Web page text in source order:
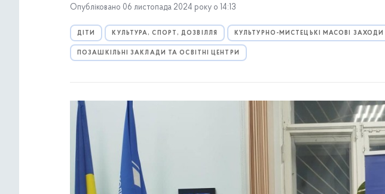
Опубліковано 06 листопада 2024 року о 14:13
ДІТИ КУЛЬТУРА, СПОРТ, ДОЗВІЛЛЯ КУЛЬТУРНО-МИСТЕЦЬКІ МАСОВІ ЗАХОДИ
ПОЗАШКІЛЬНІ ЗАКЛАДИ ТА ОСВІТНІ ЦЕНТРИ